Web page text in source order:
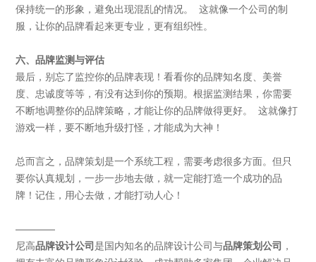
保持统一的形象，避免出现混乱的情况。 这就像一个公司的制
服，让你的品牌看起来更专业，更有组织性。
六、品牌监测与评估
最后，别忘了监控你的品牌表现！看看你的品牌知名度、美誉
度、忠诚度等等，有没有达到你的预期。根据监测结果，你需要
不断地调整你的品牌策略，才能让你的品牌做得更好。
这就像打
游戏一样，要不断地升级打怪，才能成为大神！
总而言之，品牌策划是一个系统工程，需要考虑很多方面。但只
要你认真规划，一步一步地去做，就一定能打造一个成功的品
牌！记住，用心去做，才能打动人心！
————
尼高品牌设计公司是国内知名的品牌设计公司与品牌策划公司 ，